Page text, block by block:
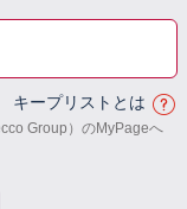
キープリストとは
Group）のMyPageへ